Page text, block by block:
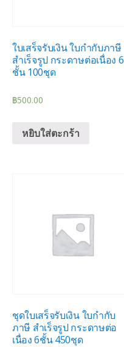
ใบเสร็จรับเงิน ใบกำกับภาษี
สำเร็จรูป กระดาษต่อเนื่อง 6
ชั้น 100ชุด
฿500.00
หยิบใส่ตะกร้า
ชุดใบเสร็จรับเงิน ใบกำกับ
ภาษี สำเร็จรูป กระดาษต่อ
เนื่อง 6ชั้น 450ชุด